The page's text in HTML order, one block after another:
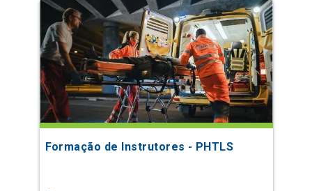
Formação de Instrutores - PHTLS